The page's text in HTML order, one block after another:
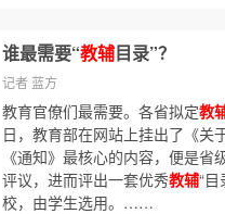
谁最需要“教辅目录”？
记者 蓝方
教育官僚们最需要。各省拟定教
日，教育部在网站上挂出了《关
《通知》最核心的内容，便是省
评议，进而评出一套优秀教辅“
校，由学生选用。……